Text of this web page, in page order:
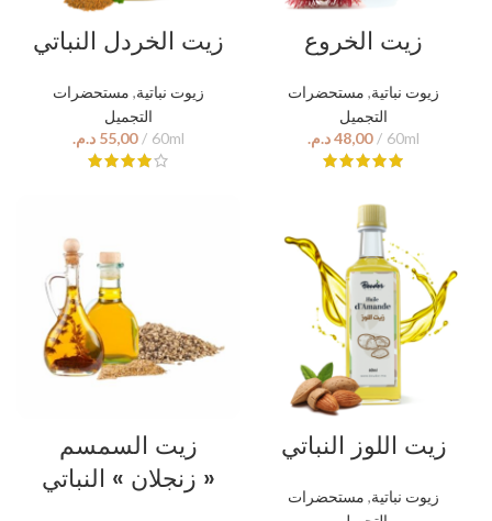
زيت الخردل النباتي
زيوت نباتية, مستحضرات
التجميل
د.م.
زيت الخروع
زيوت نباتية, مستحضرات
التجميل
د.م.
زيت السمسم
« زنجلان » النباتي
زيت اللوز النباتي
زيوت نباتية, مستحضرات